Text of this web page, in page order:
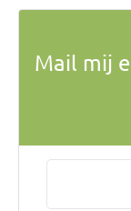
Pioenrozen
Groen &
Mail mij